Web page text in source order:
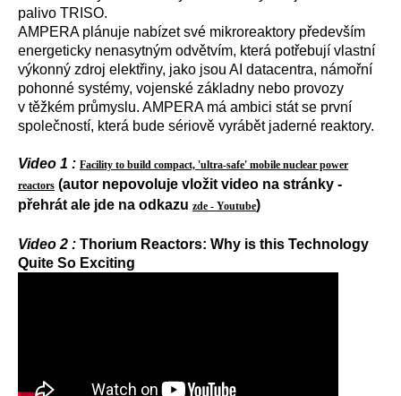
palivo TRISO.
AMPERA plánuje nabízet své mikroreaktory především
energeticky nenasytným odvětvím, která potřebují vlastní
výkonný zdroj elektřiny, jako jsou AI datacentra, námořní
pohonné systémy, vojenské základny nebo provozy
v těžkém průmyslu. AMPERA má ambici stát se první
společností, která bude sériově vyrábět jaderné reaktory.
Video 1 : Facility to build compact, 'ultra-safe' mobile nuclear power
reactors (autor nepovoluje vložit video na stránky -
přehrát ale jde na odkazu zde - Youtube)
Video 2 : Thorium Reactors: Why is this Technology
Quite So Exciting